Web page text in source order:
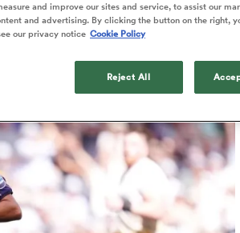
Published: 7 Juin 2026 09:49 PDT
and improve our sites and service, to assist our
and advertising. By clicking the button on the right,
our privacy notice Cookie Policy
Reject All